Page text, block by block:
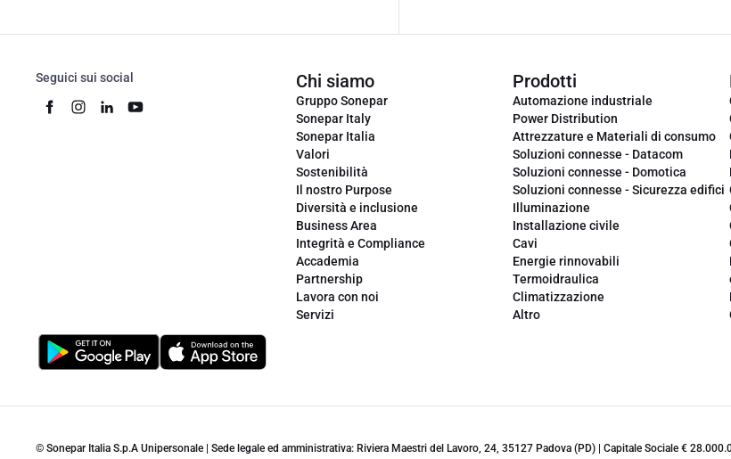
Seguici sui social Chi siamo
Gruppo Sonepar
Sonepar Italy
Sonepar Italia
Valori
Sostenibilità
Il nostro Purpose
Diversità e inclusione
Business Area
Integrità e Compliance
Accademia
Partnership
Lavora con noi
Servizi
Prodotti
Automazione industriale
Power Distribution
Attrezzature e Materiali di consumo
Soluzioni connesse - Datacom
Soluzioni connesse - Domotica
Soluzioni connesse - Sicurezza edifici
Illuminazione
Installazione civile
Cavi
Energie rinnovabili
Termoidraulica
Climatizzazione
Altro
© Sonepar Italia S.p.A Unipersonale | Sede legale ed amministrativa: Riviera Maestri del Lavoro, 24, 35127 Padova (PD) | Capitale Sociale €